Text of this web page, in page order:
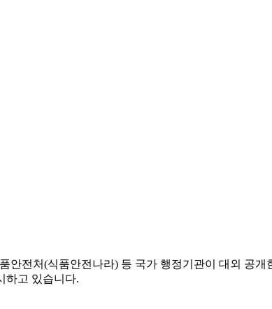
전처(식품안전나라) 등 국가 행정기관이 대외 공개
하고 있습니다.